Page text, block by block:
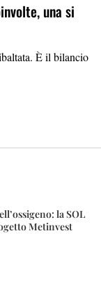
una si
È il bilancio
la SOL
Metinvest